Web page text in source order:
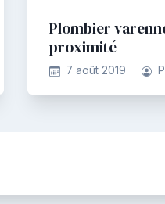
Plombier
proximité
7 août 2019